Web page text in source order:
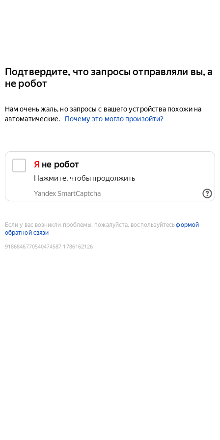
Подтвердите, что запросы отправляли вы, а
не робот
Нам очень жаль, но запросы с вашего устройства похожи на
автоматические.
Почему это могло произойти?
Я не робот
Нажмите, чтобы продолжить
Yandex SmartCaptcha
Если у вас возникли проблемы, пожалуйста, воспользуйтесьформой
обратной связи
9186846770540474587:1786162126